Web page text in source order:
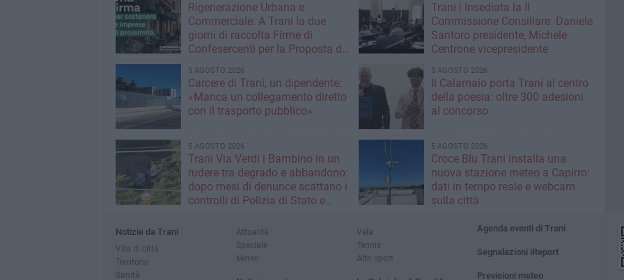
Rigenerazione Urbana e
Commerciale: A Trani la due
giorni di raccolta Firme di
Confesercenti per la Proposta di
Trani | Insediata la II
Commissione Consiliare: Daniele
Santoro presidente, Michele
Centrone vicepresidente
5 AGOSTO 2026
Carcere di Trani, un dipendente:
«Manca un collegamento diretto
con il trasporto pubblico»
5 AGOSTO 2026
Il Calamaio porta Trani al centro
della poesia: oltre 300 adesioni
al concorso
5 AGOSTO 2026
Trani Via Verdi | Bambino in un
rudere tra degrado e abbandono:
dopo mesi di denunce scattano i
controlli di Polizia di Stato e
5 AGOSTO 2026
Croce Blu Trani installa una
nuova stazione meteo a Capirro:
dati in tempo reale e webcam
sulla città
Notizie da Trani
Vita di città
Territorio
Sanità
Attualità
Speciale
Meteo
Vela
Tennis
Altri sport
Agenda eventi di Trani
Segnalazioni iReport
Previsioni meteo